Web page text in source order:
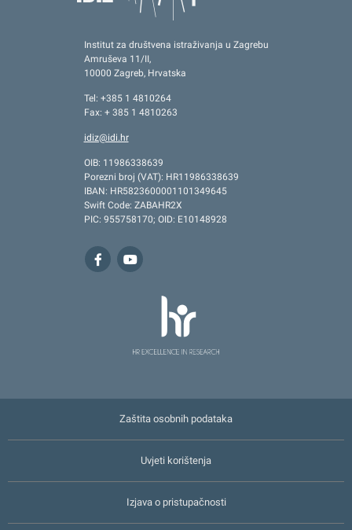
Institut za društvena istraživanja u Zagrebu
Amruševa 11/II,
10000 Zagreb, Hrvatska
Tel: +385 1 4810264
Fax: + 385 1 4810263
idiz@idi.hr
OIB: 11986338639
Porezni broj (VAT): HR11986338639
IBAN: HR5823600001101349645
Swift Code: ZABAHR2X
PIC: 955758170; OID: E10148928
Zaštita osobnih podataka
Uvjeti korištenja
Izjava o pristupačnosti